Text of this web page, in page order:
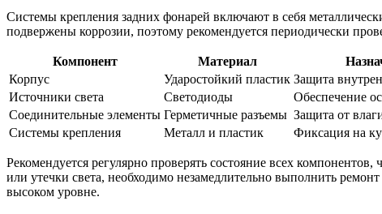
Системы крепления задних фонарей включают в себя
подвержены коррозии, поэтому рекомендуется периодически
Компонент Материал
Корпус
Ударостойкий пластик Защита
Источники света
Светодиоды
Обеспечение
Соединительные элементы Герметичные разъемы Защита от
Системы крепления
Металл и пластик Фиксация на
Рекомендуется регулярно проверять состояние всех
или утечки света, необходимо незамедлительно выполнить
высоком уровне.